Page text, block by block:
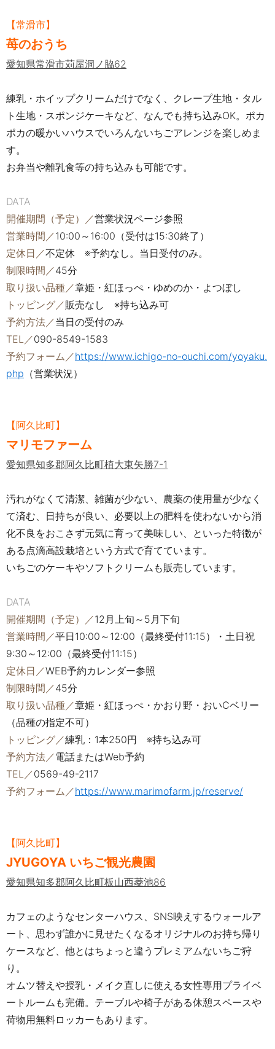
【常滑市】
苺のおうち
愛知県常滑市苅屋洞ノ脇62
練乳・ホイップクリームだけでなく、クレープ生地・タル
ト生地・スポンジケーキなど、なんでも持ち込みOK。ポカ
ポカの暖かいハウスでいろんないちごアレンジを楽しめま
す。
お弁当や離乳食等の持ち込みも可能です。
DATA
開催期間（予定）／営業状況ページ参照
営業時間／10:00～16:00（受付は15:30終了）
定休日／不定休 ※予約なし。当日受付のみ。
制限時間／45分
取り扱い品種／章姫・紅ほっぺ・ゆめのか・よつぼし
トッピング／販売なし ※持ち込み可
予約方法／当日の受付のみ
TEL／090-8549-1583
予約フォーム／https://www.ichigo-no-ouchi.com/yoyaku.
php （営業状況）
【阿久比町】
マリモファーム
愛知県知多郡阿久比町植大東矢勝7-1
汚れがなくて清潔、雑菌が少ない、農薬の使用量が少なく
て済む、日持ちが良い、必要以上の肥料を使わないから消
化不良をおこさず元気に育って美味しい、といった特徴が
ある点滴高設栽培という方式で育てています。
いちごのケーキやソフトクリームも販売しています。
DATA
開催期間（予定）／12月上旬～5月下旬
営業時間／平日10:00～12:00（最終受付11:15）・土日祝
9:30～12:00（最終受付11:15）
定休日／WEB予約カレンダー参照
制限時間／45分
取り扱い品種／章姫・紅ほっぺ・かおり野・おいCベリー
（品種の指定不可）
トッピング／練乳：1本250円 ※持ち込み可
予約方法／電話またはWeb予約
TEL／0569-49-2117
予約フォーム／https://www.marimofarm.jp/reserve/
【阿久比町】
JYUGOYA いちご観光農園
愛知県知多郡阿久⽐町板⼭⻄菱池86
カフェのようなセンターハウス、SNS映えするウォールア
ート、思わず誰かに見せたくなるオリジナルのお持ち帰り
ケースなど、他とはちょっと違うプレミアムないちご狩
り。
オムツ替えや授乳・メイク直しに使える女性専用プライベ
ートルームも完備。テーブルや椅子がある休憩スペースや
荷物⽤無料ロッカーもあります。